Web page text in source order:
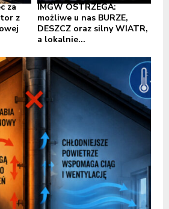
za
z
IMGW OSTRZEGA:
możliwe u nas BURZE,
DESZCZ oraz silny WIATR,
a lokalnie...